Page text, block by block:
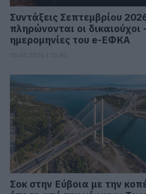
Συντάξεις Σεπτεμβρίου
πληρώνονται οι δικαιούχοι
ημερομηνίες του e-ΕΦΚΑ
Σοκ στην Εύβοια με την